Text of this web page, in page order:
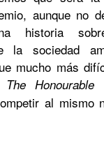
aunque no
historia
la sociedad
mucho más
The Honourable
al mismo